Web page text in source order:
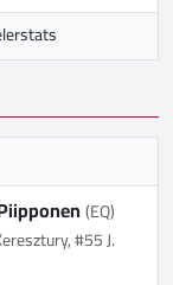
(EQ)
#55 J.